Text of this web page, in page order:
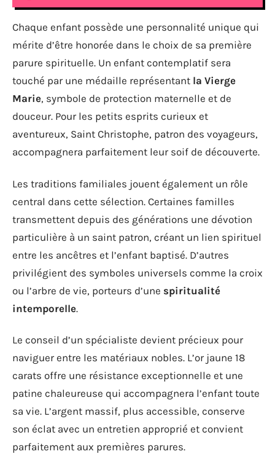
Chaque enfant possède une personnalité unique qui
mérite d’être honorée dans le choix de sa première
parure spirituelle. Un enfant contemplatif sera
touché par une médaille représentant la Vierge
Marie, symbole de protection maternelle et de
douceur. Pour les petits esprits curieux et
aventureux, Saint Christophe, patron des voyageurs,
accompagnera parfaitement leur soif de découverte.
Les traditions familiales jouent également un rôle
central dans cette sélection. Certaines familles
transmettent depuis des générations une dévotion
particulière à un saint patron, créant un lien spirituel
entre les ancêtres et l’enfant baptisé. D’autres
privilégient des symboles universels comme la croix
ou l’arbre de vie, porteurs d’une spiritualité
intemporelle.
Le conseil d’un spécialiste devient précieux pour
naviguer entre les matériaux nobles. L’or jaune 18
carats offre une résistance exceptionnelle et une
patine chaleureuse qui accompagnera l’enfant toute
sa vie. L’argent massif, plus accessible, conserve
son éclat avec un entretien approprié et convient
parfaitement aux premières parures.